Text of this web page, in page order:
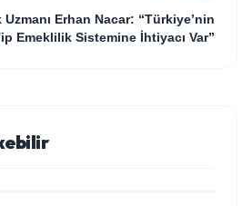
Erhan Nacar: “Türkiye’nin
Emeklilik Sistemine İhtiyacı Var”
Bir Genç Deha Doğuyor: